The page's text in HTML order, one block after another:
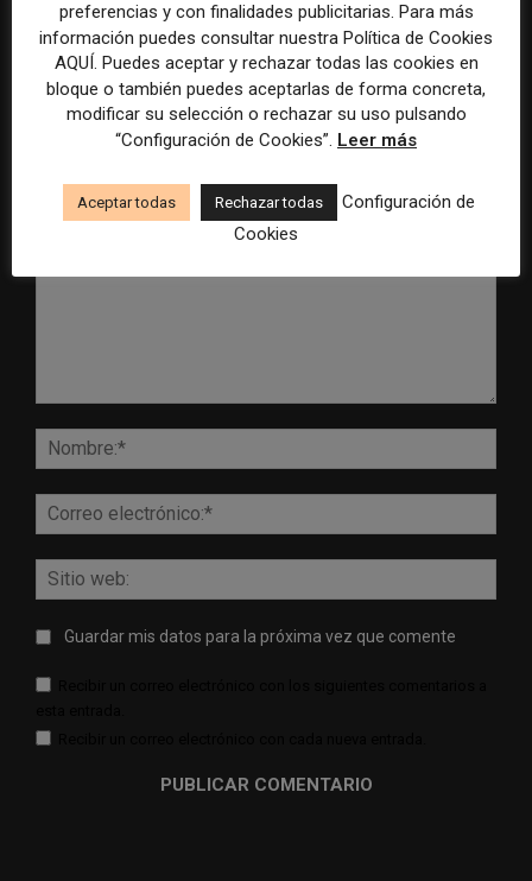
control para el uso de la
inteligencia artificial
cobertura periodística del
Mundial 2026
Guardar mis datos para la próxima vez que comente
preferencias y con finalidades publicitarias. Para más
información puedes consultar nuestra Política de Cookies
AQUÍ. Puedes aceptar y rechazar todas las cookies en
bloque o también puedes aceptarlas de forma concreta,
modificar su selección o rechazar su uso pulsando
“Configuración de Cookies”. Leer más
Aceptar todas Rechazar todas
Configuración de
Cookies